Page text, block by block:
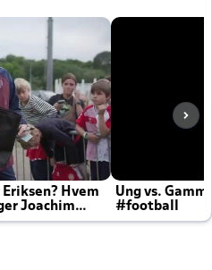
Hvem
Joachim
Ung vs.
#football